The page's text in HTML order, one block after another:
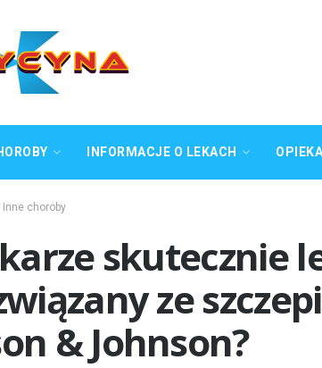
INFORMACJE O LEKACH
Inne choroby
skutecznie
ze
& Johnson?